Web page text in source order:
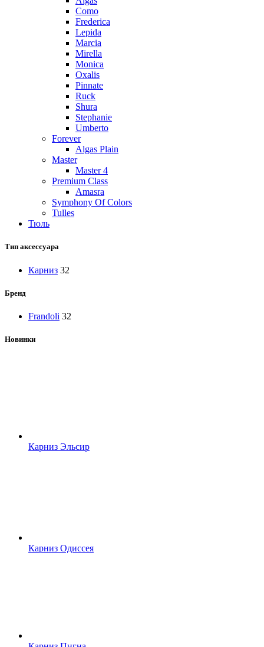
Como
Frederica
Lepida
Marcia
Mirella
Monica
Oxalis
Pinnate
Ruck
Shura
Stephanie
Umberto
Forever
Algas Plain
Master
Master 4
Premium Class
Amasra
Symphony Of Colors
Tulles
Тюль
Тип аксессуара
Карниз 32
Бренд
Frandoli 32
Новинки
Карниз Эльсир
Карниз Одиссея